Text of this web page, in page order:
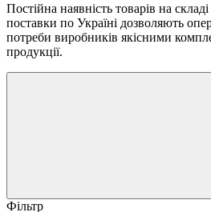
Постійна наявність товарів на
поставки по Україні дозволяють
потреби виробників якісними
продукції.
Фільтр